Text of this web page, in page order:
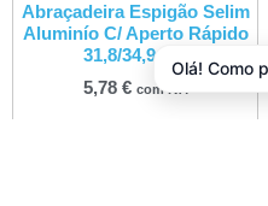
Abraçadeira Espigão Selim
Aluminío C/ Aperto Rápido
31,8/34,9mm
5,78 € com IVA
Olá! Como